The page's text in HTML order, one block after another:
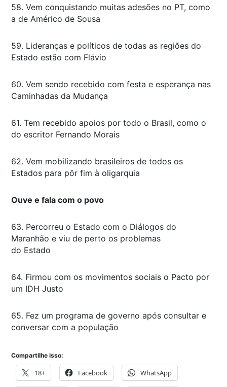
58. Vem conquistando muitas adesões no PT, como
a de Américo de Sousa
59. Lideranças e políticos de todas as regiões do
Estado estão com Flávio
60. Vem sendo recebido com festa e esperança nas
Caminhadas da Mudança
61. Tem recebido apoios por todo o Brasil, como o
do escritor Fernando Morais
62. Vem mobilizando brasileiros de todos os
Estados para pôr fim à oligarquia
Ouve e fala com o povo
63. Percorreu o Estado com o Diálogos do
Maranhão e viu de perto os problemas
do Estado
64. Firmou com os movimentos sociais o Pacto por
um IDH Justo
65. Fez um programa de governo após consultar e
conversar com a população
Compartilhe isso:
18+ Facebook WhatsApp